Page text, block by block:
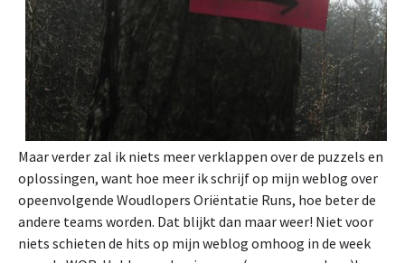
Maar verder zal ik niets meer verklappen over de puzzels en
oplossingen, want hoe meer ik schrijf op mijn weblog over
opeenvolgende Woudlopers Oriëntatie Runs, hoe beter de
andere teams worden. Dat blijkt dan maar weer! Niet voor
niets schieten de hits op mijn weblog omhoog in de week